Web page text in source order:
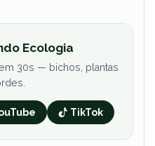
Ecologia
30s — bichos, plantas
TikTok